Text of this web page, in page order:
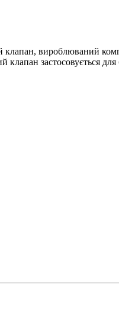
клапан, вироблюваний
застосовується